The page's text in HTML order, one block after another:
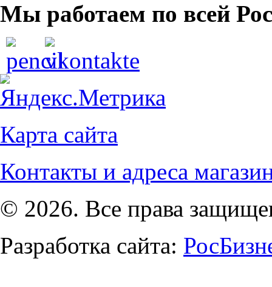
Мы работаем по всей
Карта сайта
Контакты и адреса
© 2026. Все права
Разработка сайта: